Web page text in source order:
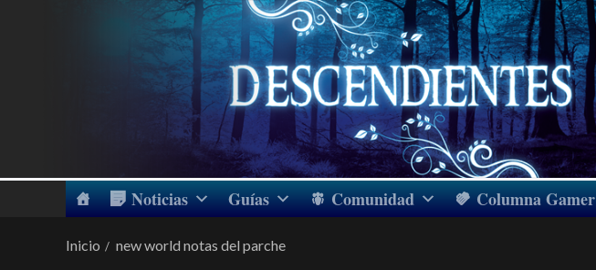
Noticias Guías Comunidad Columna Gamer
Inicio new world notas del parche